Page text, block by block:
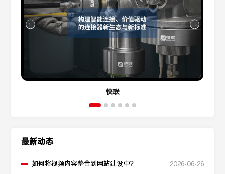
快联
最新动态
如何将视频内容整合到网站建设中？ 2026-06-26